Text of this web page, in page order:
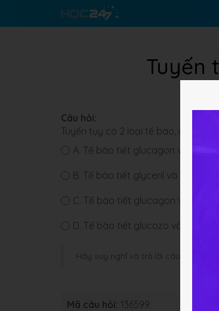
Tuyến
Câu hỏi:
Tuyến tụy có 2 loại tế bào, đó là 2
A. Tế bào tiết glucagon và tế
B. Tế bào tiết glyceril và tế bào
C. Tế bào tiết glucagon và tế
D. Tế bào tiết glucozo và tế bào
Hãy suy nghĩ và trả lời câu hỏi trước
Mã câu hỏi: 136599